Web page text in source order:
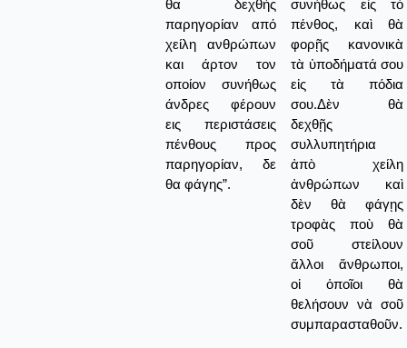
θα δεχθής
παρηγορίαν από
χείλη ανθρώπων
και άρτον τον
οποίον συνήθως
άνδρες φέρουν
εις περιστάσεις
πένθους προς
παρηγορίαν, δε
θα φάγης”.
συνήθως εἰς τὸ
πένθος, καὶ θὰ
φορῇς κανονικὰ
τὰ ὑποδήματά σου
εἰς τὰ πόδια
σου.Δὲν θὰ
δεχθῇς
συλλυπητήρια
ἀπὸ χείλη
ἀνθρώπων καὶ
δὲν θὰ φάγῃς
τροφὰς ποὺ θὰ
σοῦ στείλουν
ἄλλοι ἄνθρωποι,
οἱ ὁποῖοι θὰ
θελήσουν νὰ σοῦ
συμπαρασταθοῦν.